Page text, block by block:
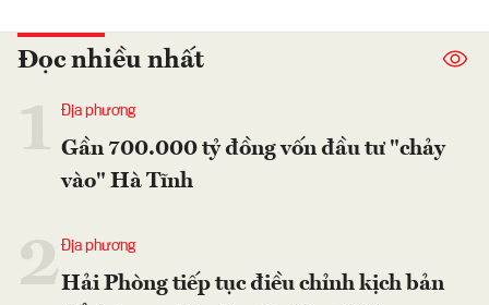
Đọc nhiều nhất
Địa phương
Gần 700.000 tỷ đồng vốn đầu tư "chảy
vào" Hà Tĩnh
2Địa phương
Hải Phòng tiếp tục điều chỉnh kịch bản